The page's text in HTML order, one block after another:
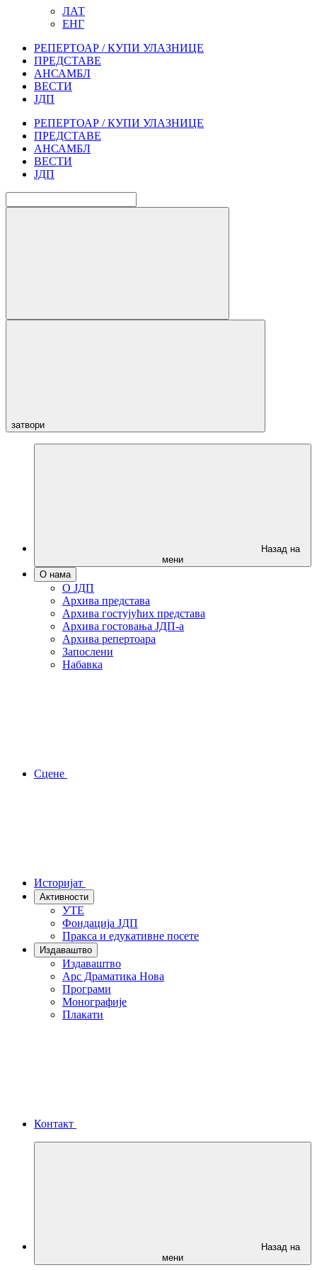
ЛАТ
ЕНГ
РЕПЕРТОАР / КУПИ УЛАЗНИЦЕ
ПРЕДСТАВЕ
АНСАМБЛ
ВЕСТИ
ЈДП
РЕПЕРТОАР / КУПИ УЛАЗНИЦЕ
ПРЕДСТАВЕ
АНСАМБЛ
ВЕСТИ
ЈДП
затвори
Назад на
мени
О нама
О ЈДП
Архива представа
Архива гостујућих представа
Архива гостовања ЈДП-а
Архива репертоара
Запослени
Набавка
Сцене
Историјат
Активности
УТЕ
Фондација ЈДП
Пракса и едукативне посете
Издаваштво
Издаваштво
Арс Драматика Нова
Програми
Монографије
Плакати
Контакт
Назад на
мени